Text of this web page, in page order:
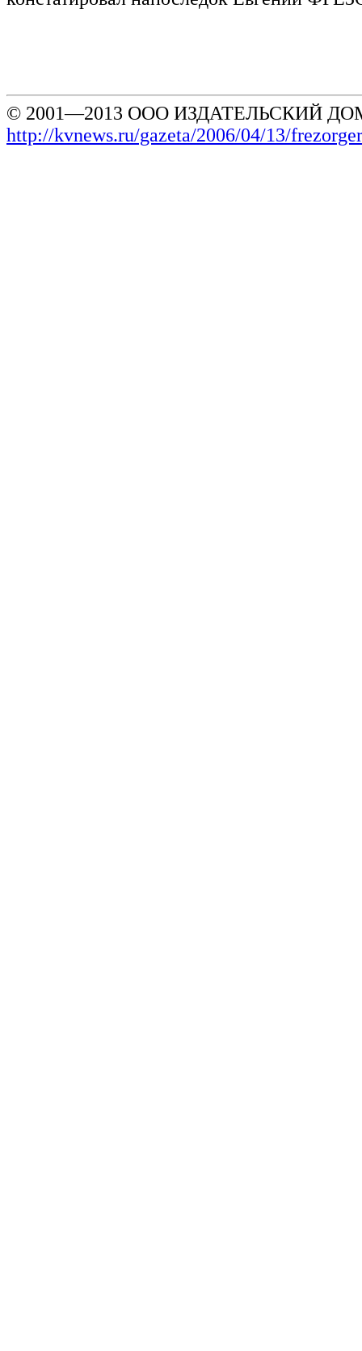
© 2001—2013 ООО ИЗДАТЕЛЬСКИЙ
http://kvnews.ru/gazeta/2006/04/13/